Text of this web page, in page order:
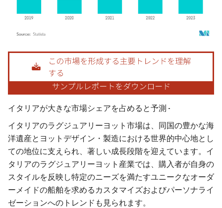
画像 © Mordor Intelligence。再利用にはCC BY 4.0の表示が必要です。
イタリアが大きな市場シェアを占めると予測 -
イタリアのラグジュアリーヨット市場は、同国の豊かな海
洋遺産とヨットデザイン・製造における世界的中心地とし
ての地位に支えられ、著しい成長段階を迎えています。イ
タリアのラグジュアリーヨット産業では、購入者が自身の
スタイルを反映し特定のニーズを満たすユニークなオーダ
ーメイドの船舶を求めるカスタマイズおよびパーソナライ
ゼーションへのトレンドも見られます。